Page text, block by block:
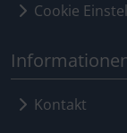
Cookie
Kontakt